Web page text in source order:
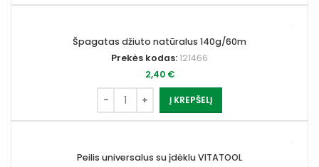
Špagatas džiuto natūralus 140g/60m
Prekės kodas:121466
2,40 €
Į KREPŠELĮ
Peilis universalus su įdėklu VITATOOL